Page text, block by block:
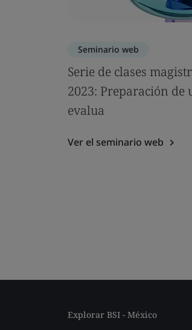
Seminario web
Serie de clases
2023: Preparación de
evalua
Ver el seminario web
Explorar BSI - México